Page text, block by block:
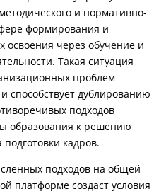
и нормативно-
формирования и
освоения через обучение и
Такая ситуация
проблем
способствует дублированию
подходов
образования к решению
кадров.
подходов на общей
платформе создаст условия